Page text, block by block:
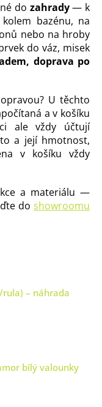
do zahrady— k
bazénu, na
nebo na hroby
do váz, misek
doprava po
U těchto
a v košíku
ale vždy účtují
a její hmotnost,
v košíku vždy
a materiálu —
do showroomu
– náhrada
bílý valounky